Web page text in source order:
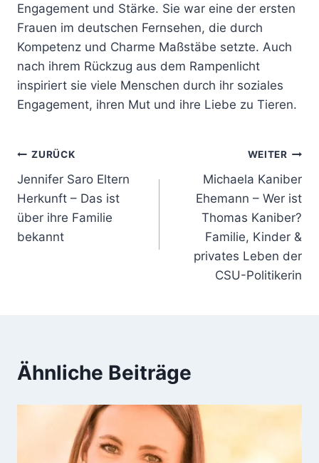
Engagement und Stärke. Sie war eine der ersten
Frauen im deutschen Fernsehen, die durch
Kompetenz und Charme Maßstäbe setzte. Auch
nach ihrem Rückzug aus dem Rampenlicht
inspiriert sie viele Menschen durch ihr soziales
Engagement, ihren Mut und ihre Liebe zu Tieren.
Beitragsnavigation
ZURÜCK
Jennifer Saro Eltern
Herkunft – Das ist
über ihre Familie
bekannt
WEITER
Michaela Kaniber
Ehemann – Wer ist
Thomas Kaniber?
Familie, Kinder &
privates Leben der
CSU-Politikerin
Ähnliche Beiträge